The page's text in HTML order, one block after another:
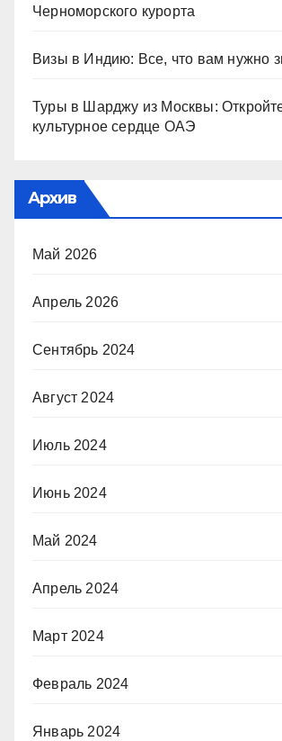
Черноморского курорта
Визы в Индию: Все, что вам нужно
Туры в Шарджу из Москвы:
культурное сердце ОАЭ
Архив
Май 2026
Апрель 2026
Сентябрь 2024
Август 2024
Июль 2024
Июнь 2024
Май 2024
Апрель 2024
Март 2024
Февраль 2024
Январь 2024